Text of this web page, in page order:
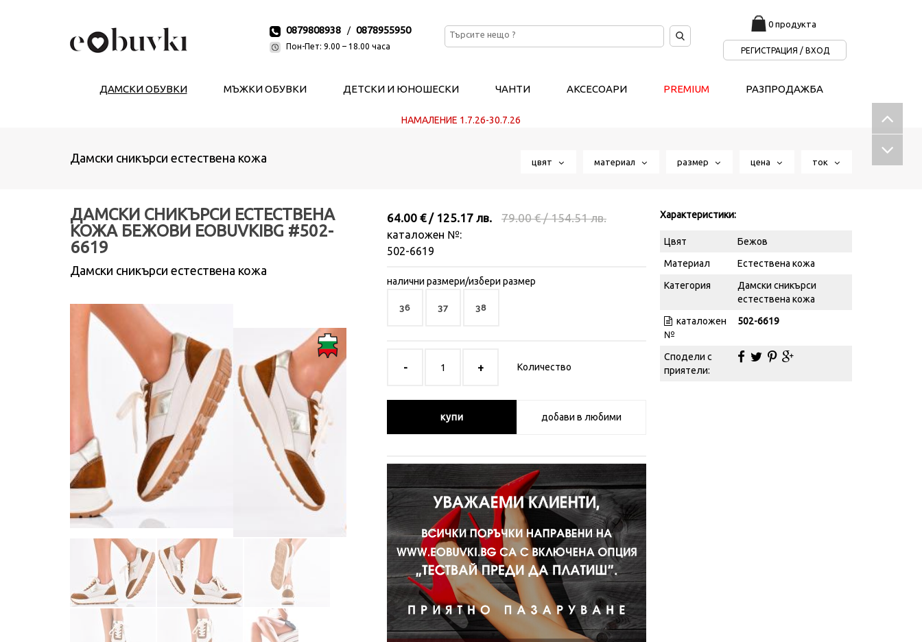
0879808938 / 0878955950
Пон-Пет: 9.00 – 18.00 часа
0 продукта
РЕГИСТРАЦИЯ / ВХОД
ДАМСКИ ОБУВКИ МЪЖКИ ОБУВКИ ДЕТСКИ И ЮНОШЕСКИ ЧАНТИ АКСЕСОАРИ PREMIUM РАЗПРОДАЖБА
НАМАЛЕНИЕ 1.7.26-30.7.26
Дамски сникърси естествена кожа цвят материал размер цена ток
ДАМСКИ СНИКЪРСИ ЕСТЕСТВЕНА
КОЖА БЕЖОВИ EOBUVKIBG #502-
6619
Дамски сникърси естествена кожа
64.00 € / 125.17 лв. 79.00 € / 154.51 лв.
каталожен №:
502-6619
налични размери/избери размер
36 37 38
Количество
купи добави в любими
Характеристики:
Цвят
Бежов
Материал
Естествена кожа
Категория
Дамски сникърси
естествена кожа
каталожен
№
502-6619
Сподели с
приятели: